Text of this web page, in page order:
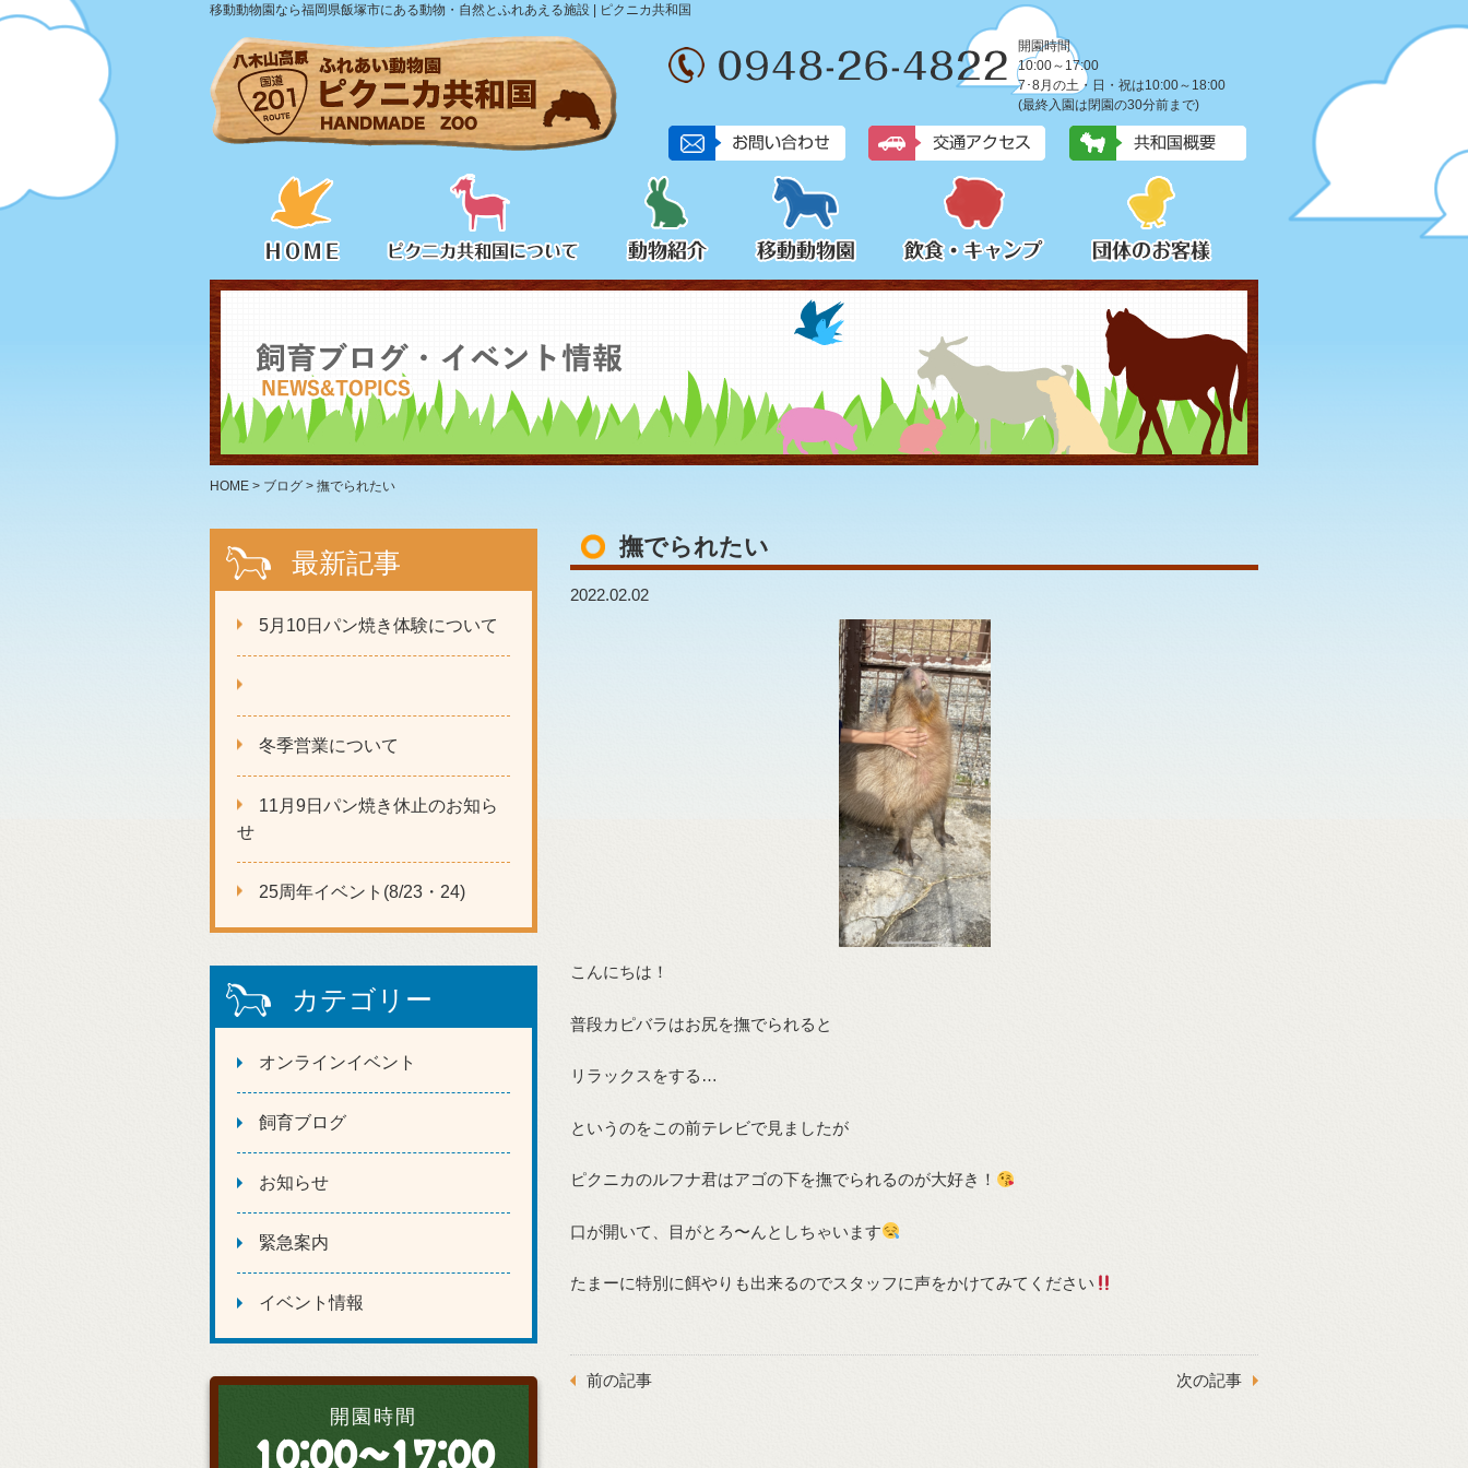
移動動物園なら福岡県飯塚市にある動物・自然とふれあえる施設 | ピクニカ共和国
開園時間
10:00～17:00
7･8月の土・日・祝は10:00～18:00
(最終入園は閉園の30分前まで)
HOME > ブログ > 撫でられたい
撫でられたい
2022.02.02
こんにちは！
普段カピバラはお尻を撫でられると
リラックスをする…
というのをこの前テレビで見ましたが
ピクニカのルフナ君はアゴの下を撫でられるのが大好き！
口が開いて、目がとろ〜んとしちゃいます
たまーに特別に餌やりも出来るのでスタッフに声をかけてみてください
前の記事 次の記事
最新記事
5月10日パン焼き体験について
冬季営業について
11月9日パン焼き休止のお知ら
せ
25周年イベント(8/23・24)
カテゴリー
オンラインイベント
飼育ブログ
お知らせ
緊急案内
イベント情報
開園時間
10:00～17:00